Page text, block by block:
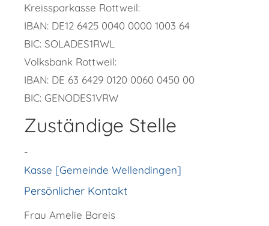
Kreissparkasse Rottweil:
IBAN: DE12 6425 0040 0000 1003 64
BIC: SOLADES1RWL
Volksbank Rottweil:
IBAN: DE 63 6429 0120 0060 0450 00
BIC: GENODES1VRW
Zuständige Stelle
-
Kasse [Gemeinde Wellendingen]
Persönlicher Kontakt
Frau Amelie Bareis